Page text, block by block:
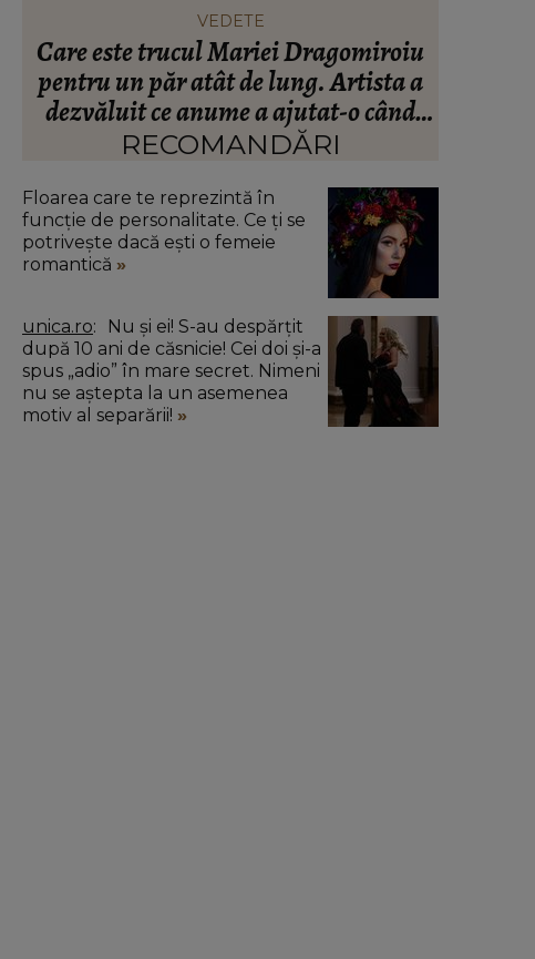
VEDETE
Care este trucul Mariei Dragomiroiu
pentru un păr atât de lung. Artista a
dezvăluit ce anume a ajutat-o când
avea probleme cu el: “Am învățat din
RECOMANDĂRI
Floarea care te reprezintă în
funcție de personalitate. Ce ți se
potrivește dacă ești o femeie
romantică
unica.ro
după 10 ani de căsnicie! Cei doi și-a
spus „adio” în mare secret. Nimeni
nu se aștepta la un asemenea
motiv al separării!